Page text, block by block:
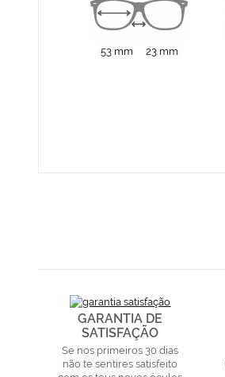
53 mm 23 mm
GARANTIA DE
SATISFAÇÃO
Se nos primeiros 30 dias
não te sentires satisfeito